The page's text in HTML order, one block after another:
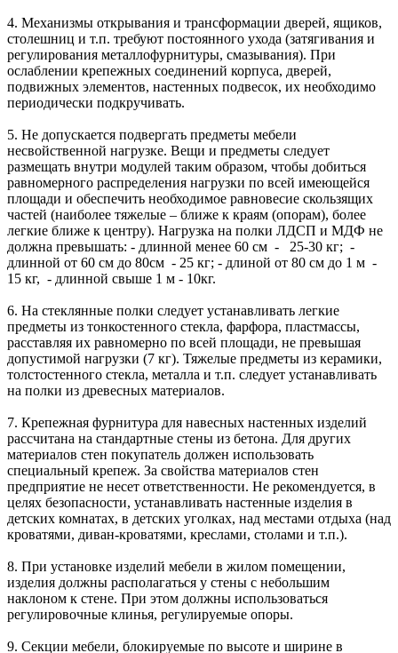
4. Механизмы открывания и трансформации дверей, ящиков,
столешниц и т.п. требуют постоянного ухода (затягивания и
регулирования металлофурнитуры, смазывания). При
ослаблении крепежных соединений корпуса, дверей,
подвижных элементов, настенных подвесок, их необходимо
периодически подкручивать.
5. Не допускается подвергать предметы мебели
несвойственной нагрузке. Вещи и предметы следует
размещать внутри модулей таким образом, чтобы добиться
равномерного распределения нагрузки по всей имеющейся
площади и обеспечить необходимое равновесие скользящих
частей (наиболее тяжелые – ближе к краям (опорам), более
легкие ближе к центру). Нагрузка на полки ЛДСП и МДФ не
должна превышать: - длинной менее 60 см - 25-30 кг; -
длинной от 60 см до 80см - 25 кг; - длиной от 80 см до 1 м -
15 кг, - длинной свыше 1 м - 10кг.
6. На стеклянные полки следует устанавливать легкие
предметы из тонкостенного стекла, фарфора, пластмассы,
расставляя их равномерно по всей площади, не превышая
допустимой нагрузки (7 кг). Тяжелые предметы из керамики,
толстостенного стекла, металла и т.п. следует устанавливать
на полки из древесных материалов.
7. Крепежная фурнитура для навесных настенных изделий
рассчитана на стандартные стены из бетона. Для других
материалов стен покупатель должен использовать
специальный крепеж. За свойства материалов стен
предприятие не несет ответственности. Не рекомендуется, в
целях безопасности, устанавливать настенные изделия в
детских комнатах, в детских уголках, над местами отдыха (над
кроватями, диван-кроватями, креслами, столами и т.п.).
8. При установке изделий мебели в жилом помещении,
изделия должны располагаться у стены с небольшим
наклоном к стене. При этом должны использоваться
регулировочные клинья, регулируемые опоры.
9. Секции мебели, блокируемые по высоте и ширине в